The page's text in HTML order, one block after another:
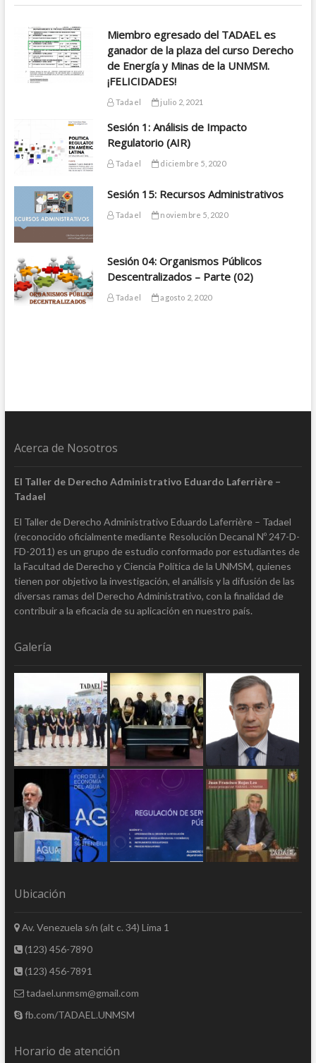
Miembro egresado del TADAEL es
ganador de la plaza del curso Derecho
de Energía y Minas de la UNMSM.
¡FELICIDADES!
Tadael julio 2, 2021
Sesión 1: Análisis de Impacto
Regulatorio (AIR)
Tadael diciembre 5, 2020
Sesión 15: Recursos Administrativos
Tadael noviembre 5, 2020
Sesión 04: Organismos Públicos
Descentralizados – Parte (02)
Tadael agosto 2, 2020
Acerca de Nosotros
El Taller de Derecho Administrativo Eduardo Laferrière –
Tadael
El Taller de Derecho Administrativo Eduardo Laferrière – Tadael
(reconocido oficialmente mediante Resolución Decanal Nº 247-D-
FD-2011) es un grupo de estudio conformado por estudiantes de
la Facultad de Derecho y Ciencia Política de la UNMSM, quienes
tienen por objetivo la investigación, el análisis y la difusión de las
diversas ramas del Derecho Administrativo, con la finalidad de
contribuir a la eficacia de su aplicación en nuestro país.
Galería
Ubicación
Av. Venezuela s/n (alt c. 34) Lima 1
(123) 456-7890
(123) 456-7891
tadael.unmsm@gmail.com
fb.com/TADAEL.UNMSM
Horario de atención